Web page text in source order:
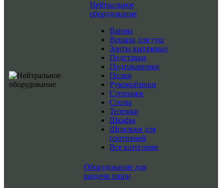
Нейтральное
оборудование
Ванны
Вешала для туш
Зонты вытяжные
Подставки
Подтоварники
Полки
Рукомойники
Стеллажи
Столы
Тележки
Шкафы
Шпильки для
противней
Все категории
Оборудование для
раздачи пищи